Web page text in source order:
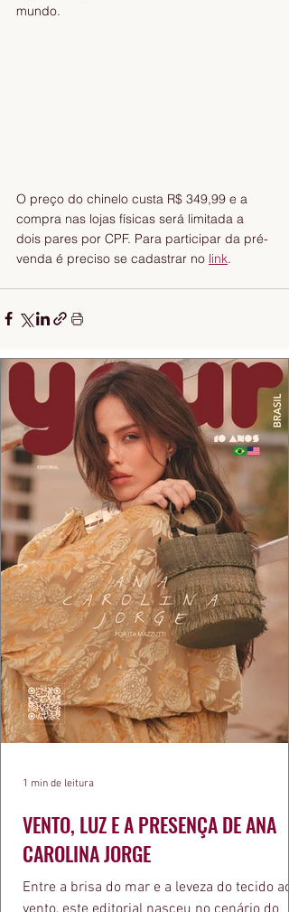
mundo.
O preço do chinelo custa R$ 349,99 e a
compra nas lojas físicas será limitada a
dois pares por CPF. Para participar da pré-
venda é preciso se cadastrar no link.
VENTO, LUZ E A PRESENÇA DE ANA
CAROLINA JORGE
Entre a brisa do mar e a leveza do tecido ao
1 min de leitura